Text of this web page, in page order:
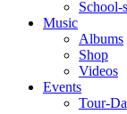
School-
Music
Albums
Shop
Videos
Events
Tour-